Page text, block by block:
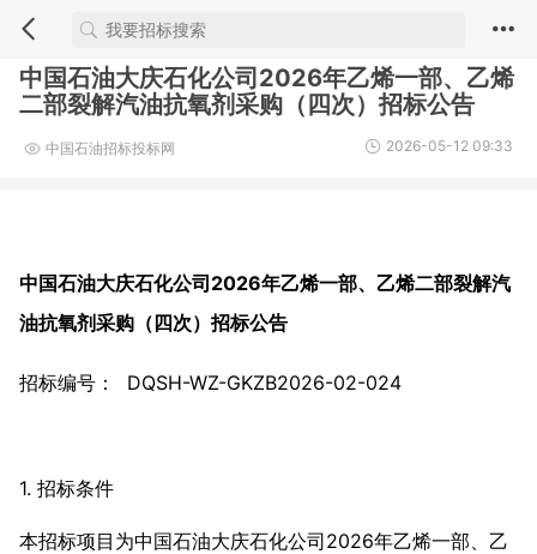
中国石油大庆石化公司2026年乙烯一部、乙烯
二部裂解汽油抗氧剂采购（四次）招标公告
中国石油招标投标网 2026-05-12 09:33
中国石油大庆石化公司2026年乙烯一部、乙烯二部裂解汽
油抗氧剂采购（四次）招标公告
招标编号： DQSH-WZ-GKZB2026-02-024
1. 招标条件
本招标项目为中国石油大庆石化公司2026年乙烯一部、乙